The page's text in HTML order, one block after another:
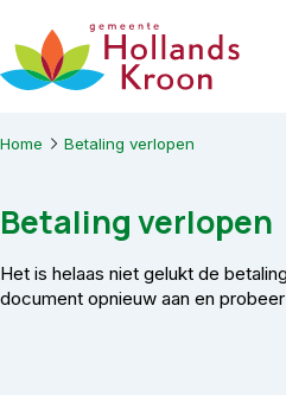
Ga naar de inhoud
Home Betaling verlopen
Betaling verlopen
Het is helaas niet gelukt de
document opnieuw aan en